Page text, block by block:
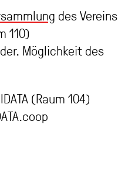
des Vereins
110)
Möglichkeit des
(Raum 104)